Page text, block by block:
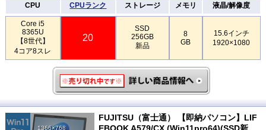
CPU CPUランク ストレージ メモリ 液晶/解像度
Core i5
8365U
【8世代】
4コア8スレ
20
SSD
256GB
新品
8
GB
15.6インチ
1920×1080
1366×768
FUJITSU（富士通） 【即納パソコン】LIF
EBOOK A579/CX (Win11pro64)(SSD新